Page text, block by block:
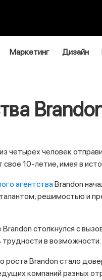
Маркетинг Дизайн
четырех человек
10-летие, имея в
агентстваBrandon
решимостью и
Brandon столкнулся с
трудности в возможности.
Brandon стало
компаний разных